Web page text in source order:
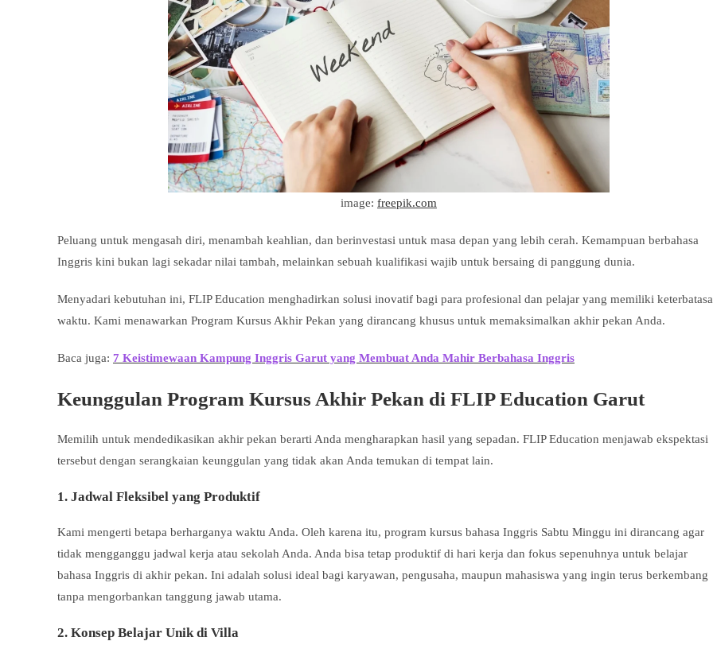
image: freepik.com
Peluang untuk mengasah diri, menambah keahlian, dan berinvestasi untuk masa depan yang lebih cerah. Kemampuan berbahasa
Inggris kini bukan lagi sekadar nilai tambah, melainkan sebuah kualifikasi wajib untuk bersaing di panggung dunia.
Menyadari kebutuhan ini, FLIP Education menghadirkan solusi inovatif bagi para profesional dan pelajar yang memiliki
waktu. Kami menawarkan Program Kursus Akhir Pekan yang dirancang khusus untuk memaksimalkan akhir pekan Anda.
Baca juga: 7 Keistimewaan Kampung Inggris Garut yang Membuat Anda Mahir Berbahasa Inggris
Keunggulan Program Kursus Akhir Pekan di FLIP Education Garut
Memilih untuk mendedikasikan akhir pekan berarti Anda mengharapkan hasil yang sepadan. FLIP Education menjawab ekspektasi
tersebut dengan serangkaian keunggulan yang tidak akan Anda temukan di tempat lain.
1. Jadwal Fleksibel yang Produktif
Kami mengerti betapa berharganya waktu Anda. Oleh karena itu, program kursus bahasa Inggris Sabtu Minggu ini dirancang agar
tidak mengganggu jadwal kerja atau sekolah Anda. Anda bisa tetap produktif di hari kerja dan fokus sepenuhnya untuk belajar
bahasa Inggris di akhir pekan. Ini adalah solusi ideal bagi karyawan, pengusaha, maupun mahasiswa yang ingin terus berkembang
tanpa mengorbankan tanggung jawab utama.
2. Konsep Belajar Unik di Villa